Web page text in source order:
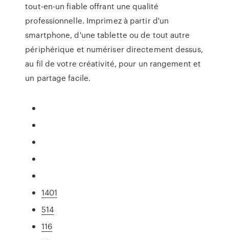
tout-en-un fiable offrant une qualité
professionnelle. Imprimez à partir d'un
smartphone, d'une tablette ou de tout autre
périphérique et numériser directement dessus,
au fil de votre créativité, pour un rangement et
un partage facile.
1401
514
116